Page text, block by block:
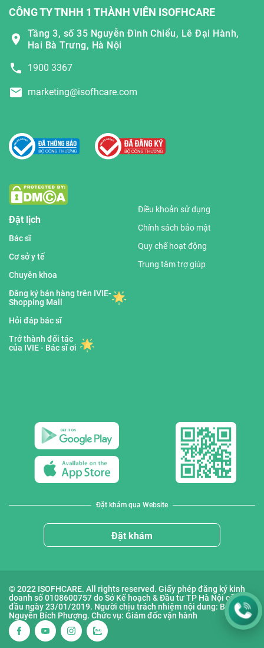
CÔNG TY TNHH 1 THÀNH VIÊN ISOFHCARE
Tầng 3, số 35 Nguyễn Đình Chiểu, Lê Đại Hành,
Hai Bà Trưng, Hà Nội
1900 3367
marketing@isofhcare.com
Đặt lịch
Bác sĩ
Cơ sở y tế
Chuyên khoa
Đăng ký bán hàng trên IVIE-
Shopping Mall
Hỏi đáp bác sĩ
Trở thành đối tác
của IVIE - Bác sĩ ơi
Điều khoản sử dụng
Chính sách bảo mật
Quy chế hoạt động
Trung tâm trợ giúp
Đặt khám qua Website
Đặt khám
© 2022 ISOFHCARE. All rights reserved. Giấy phép đăng ký kinh
doanh số 0108600757 do Sở Kế hoạch & Đầu tư TP Hà Nội cấp lần
đầu ngày 23/01/2019. Người chịu trách nhiệm nội dung: Bà
Nguyễn Bích Phượng. Chức vụ: Giám đốc vận hành